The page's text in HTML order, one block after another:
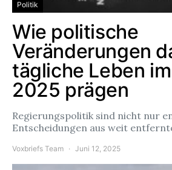
Politik
Wie politische
Veränderungen
tägliche Leben
2025 prägen
Regierungspolitik sind nicht nur
Entscheidungen aus weit
Voxbriefs Team Juni 12, 2025